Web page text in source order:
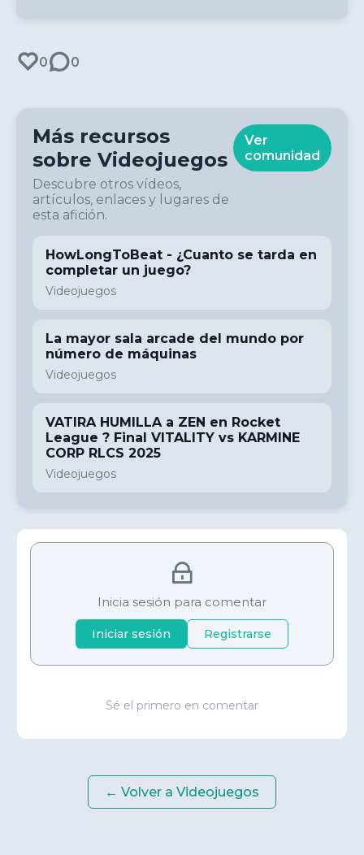
0 0
Más recursos
sobre Videojuegos
Descubre otros vídeos,
artículos, enlaces y lugares de
esta afición.
Ver
comunidad
HowLongToBeat - ¿Cuanto se tarda en
completar un juego?
Videojuegos
La mayor sala arcade del mundo por
número de máquinas
Videojuegos
VATIRA HUMILLA a ZEN en Rocket
League ? Final VITALITY vs KARMINE
CORP RLCS 2025
Videojuegos
Inicia sesión para comentar
Iniciar sesión Registrarse
Sé el primero en comentar
← Volver a Videojuegos